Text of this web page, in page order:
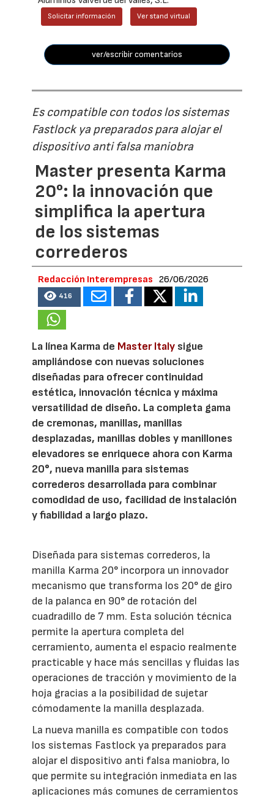
Solicitar información Ver stand virtual
ver/escribir comentarios
Es compatible con todos los sistemas
Fastlock ya preparados para alojar el
dispositivo anti falsa maniobra
Master presenta Karma
20°: la innovación que
simplifica la apertura
de los sistemas
correderos
Redacción Interempresas 26/06/2026
416
La línea Karma de Master Italy sigue
ampliándose con nuevas soluciones
diseñadas para ofrecer continuidad
estética, innovación técnica y máxima
versatilidad de diseño. La completa gama
de cremonas, manillas, manillas
desplazadas, manillas dobles y manillones
elevadores se enriquece ahora con Karma
20°, nueva manilla para sistemas
correderos desarrollada para combinar
comodidad de uso, facilidad de instalación
y fiabilidad a largo plazo.
Diseñada para sistemas correderos, la
manilla Karma 20° incorpora un innovador
mecanismo que transforma los 20° de giro
de la palanca en 90° de rotación del
cuadradillo de 7 mm. Esta solución técnica
permite la apertura completa del
cerramiento, aumenta el espacio realmente
practicable y hace más sencillas y fluidas las
operaciones de tracción y movimiento de la
hoja gracias a la posibilidad de sujetar
cómodamente la manilla desplazada.
La nueva manilla es compatible con todos
los sistemas Fastlock ya preparados para
alojar el dispositivo anti falsa maniobra, lo
que permite su integración inmediata en las
aplicaciones más comunes de cerramientos